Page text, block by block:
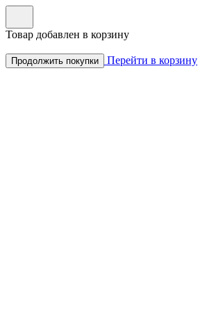
Товар добавлен в корзину
Продолжить покупки Перейти в корзину